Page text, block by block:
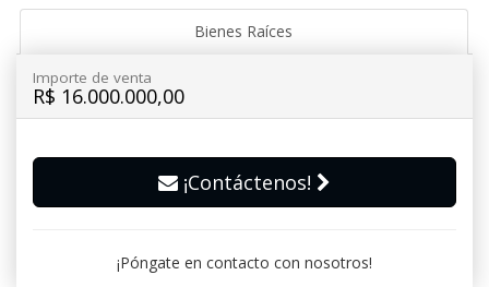
Bienes Raíces
Importe de venta
R$ 16.000.000,00
¡Contáctenos!
¡Póngate en contacto con nosotros!